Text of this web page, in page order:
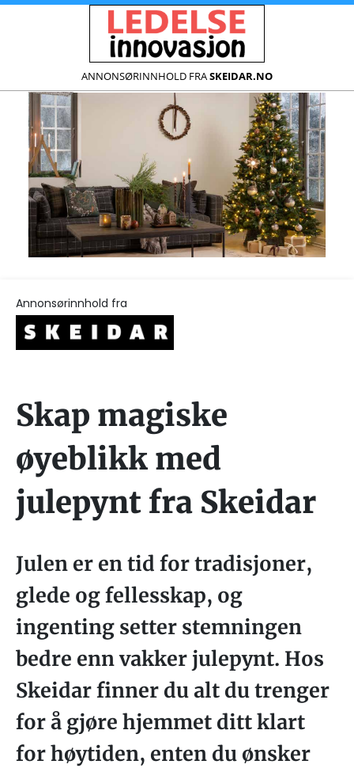
ANNONSØRINNHOLD FRASKEIDAR.NO
Annonsørinnhold fra
Skap magiske
øyeblikk med
julepynt fra Skeidar
Julen er en tid for tradisjoner,
glede og fellesskap, og
ingenting setter stemningen
bedre enn vakker julepynt. Hos
Skeidar finner du alt du trenger
for å gjøre hjemmet ditt klart
for høytiden, enten du ønsker